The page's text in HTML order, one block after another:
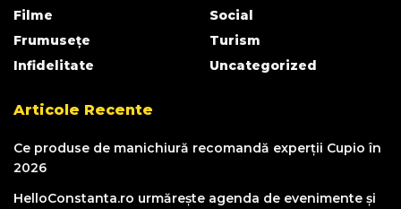
Filme
Frumusețe
Infidelitate
Social
Turism
Uncategorized
Articole Recente
Ce produse de manichiură recomandă experții Cupio în
2026
HelloConstanta.ro urmărește agenda de evenimente și